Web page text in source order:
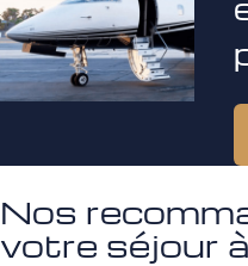
Nos
votre séjour